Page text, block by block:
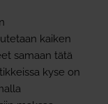
kaiken
samaan tätä
kyse on